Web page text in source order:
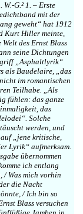
G.² 1. – Erste
mit der
geweht“ hat 1912
Kurt Hiller meinte,
des Ernst Blass
seine Dichtungen
„Asphaltlyrik“
als Baudelaire, „das
im romantischen
Teilhabe. „Als
fühlen: das ganze
das
Solche
werden, und
„jene kritische,
Lyrik“ aufmerksam.
übernommen
ich entlang
/ Was mich vorhin
die Nacht
/ Ich bin so
Blass versuchen